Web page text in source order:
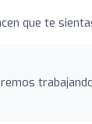
que te